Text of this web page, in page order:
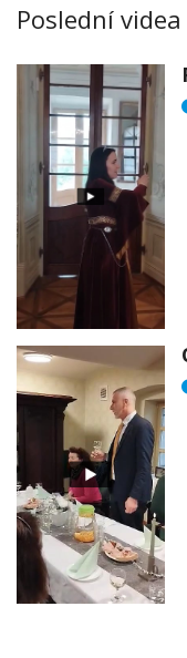
Poslední videa